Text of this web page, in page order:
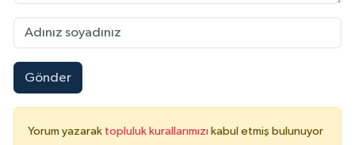
Gönder
Yorum yazarak topluluk kurallarımızı kabul etmiş bulunuyor